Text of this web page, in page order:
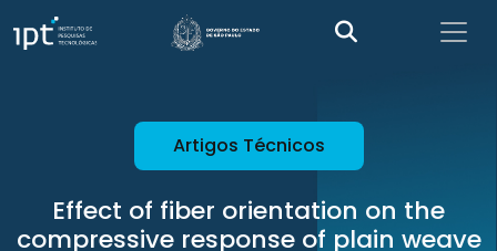
Artigos Técnicos
Effect of fiber orientation on the
compressive response of plain weave